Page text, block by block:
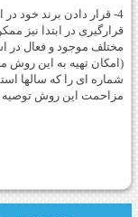
4- قرار دادن برند خود
قرارگیری در ابتدا نیز
مختلف موجود و فعال در
(امکان تهیه به این روش
شماره ای را که سالها
مزاحمت این روش